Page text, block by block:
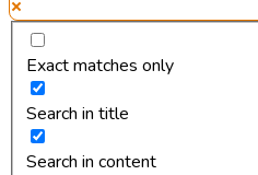
Exact matches only
Search in title
Search in content